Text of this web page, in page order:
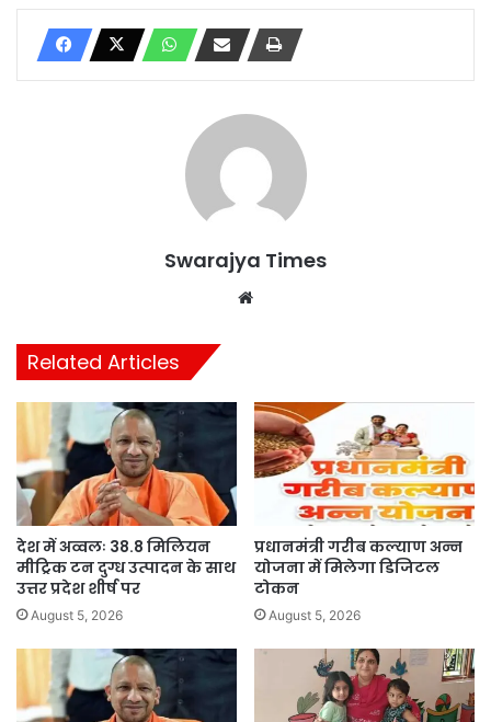
Swarajya Times
Related Articles
देश में अव्वलः 38.8 मिलियन
मीट्रिक टन दुग्ध उत्पादन के साथ
उत्तर प्रदेश शीर्ष पर
August 5, 2026
प्रधानमंत्री गरीब कल्याण अन्न
योजना में मिलेगा डिजिटल
टोकन
August 5, 2026